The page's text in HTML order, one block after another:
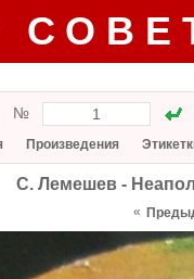
№
Произведения
С. Лемешев -
«